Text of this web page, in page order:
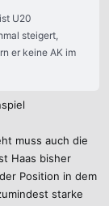
U20
steigert,
er keine AK im
muss auch die
Haas bisher
Position in dem
starke